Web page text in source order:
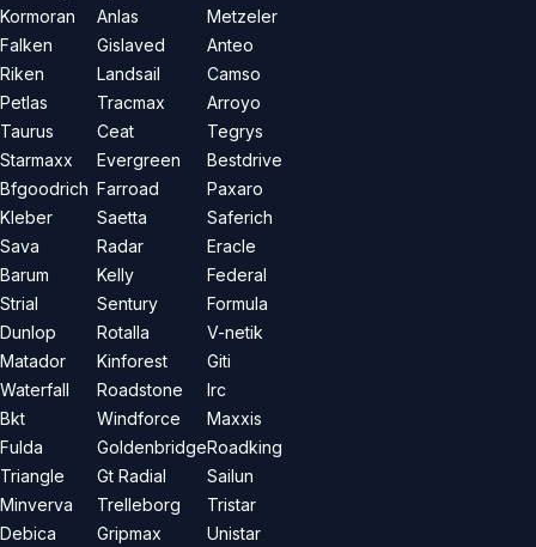
Kormoran
Falken
Riken
Petlas
Taurus
Starmaxx
Bfgoodrich
Kleber
Sava
Barum
Strial
Dunlop
Matador
Waterfall
Bkt
Fulda
Triangle
Minverva
Debica
Anlas
Gislaved
Landsail
Tracmax
Ceat
Evergreen
Farroad
Saetta
Radar
Kelly
Sentury
Rotalla
Kinforest
Roadstone
Windforce
Goldenbridge
Gt Radial
Trelleborg
Gripmax
Metzeler
Anteo
Camso
Arroyo
Tegrys
Bestdrive
Paxaro
Saferich
Eracle
Federal
Formula
V-netik
Giti
Irc
Maxxis
Roadking
Sailun
Tristar
Unistar